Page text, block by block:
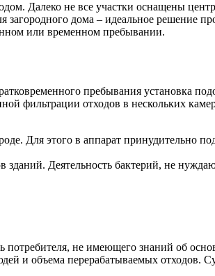
Далеко не все участки оснащены
дома – идеальное решение
или временном пребывании.
пребывания установка
фильтрации отходов в нескольких
Для этого в аппарат принудительно
Деятельность бактерий, не
потребителя, не имеющего знаний об
и объема перерабатываемых отходов.